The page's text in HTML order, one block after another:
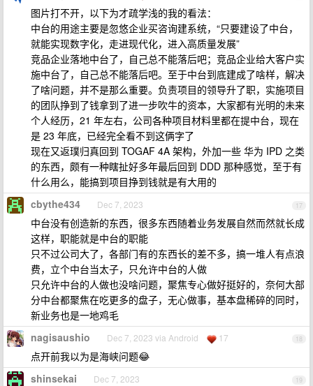
图片打不开，以下为才疏学浅的我的看法：
中台的用途主要是忽悠企业买咨询建系统，“只要建设了中台，
就能实现数字化，走进现代化，进入高质量发展”
竞品企业落地中台了，自己总不能落后吧；竞品企业给大客户实
施中台了，自己总不能落后吧。至于中台到底建成了啥样，解决
了啥问题，并不是那么重要。负责项目的领导升了职，实施项目
的团队挣到了钱拿到了进一步吹牛的资本，大家都有光明的未来
个人经历，21 年左右，公司各种项目材料里都在提中台，现在
是 23 年底，已经完全看不到这俩字了
现在又返璞归真回到 TOGAF 4A 架构，外加一些 华为 IPD 之类
的东西，颇有一种瞎扯好多年最后回到 DDD 那种感觉，至于有
什么用么，能搞到项目挣到钱就是有大用的
17
cbythe434 Dec 7, 2023
中台没有创造新的东西，很多东西随着业务发展自然而然就长成
这样，职能就是中台的职能
只不过公司大了，各部门有的东西长的差不多，搞一堆人有点浪
费，立个中台当太子，只允许中台的人做
只允许中台的人做也没啥问题，聚焦专心做好挺好的，奈何大部
分中台都聚焦在吃更多的盘子，无心做事，基本盘稀碎的同时，
新业务也是一地鸡毛
18
nagisaushio Dec 7, 2023 via Android 17
点开前我以为是海峡问题😂
19
shinsekai Dec 7, 2023